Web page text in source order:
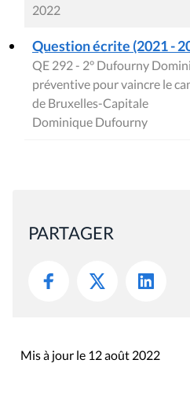
2022
Question écrite (2021 -
QE 292 - 2° Dufourny
préventive pour vaincre le
de Bruxelles-Capitale
Dominique Dufourny
PARTAGER
Mis à jour le 12 août 2022